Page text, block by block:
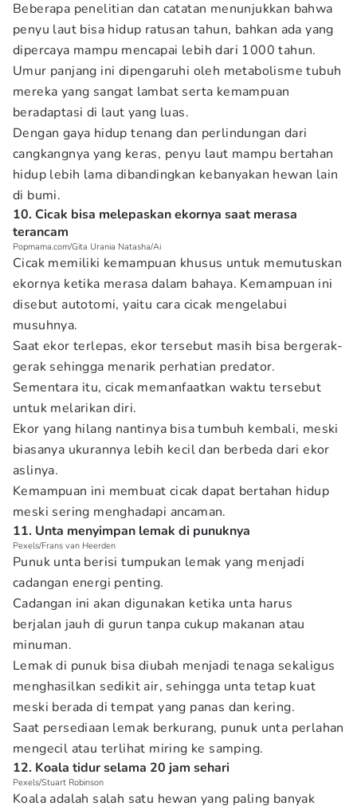
Beberapa penelitian dan catatan menunjukkan bahwa
penyu laut bisa hidup ratusan tahun, bahkan ada yang
dipercaya mampu mencapai lebih dari 1000 tahun.
Umur panjang ini dipengaruhi oleh metabolisme tubuh
mereka yang sangat lambat serta kemampuan
beradaptasi di laut yang luas.
Dengan gaya hidup tenang dan perlindungan dari
cangkangnya yang keras, penyu laut mampu bertahan
hidup lebih lama dibandingkan kebanyakan hewan lain
di bumi.
10. Cicak bisa melepaskan ekornya saat merasa
terancam
Popmama.com/Gita Urania Natasha/Ai
Cicak memiliki kemampuan khusus untuk memutuskan
ekornya ketika merasa dalam bahaya. Kemampuan ini
disebut autotomi, yaitu cara cicak mengelabui
musuhnya.
Saat ekor terlepas, ekor tersebut masih bisa bergerak-
gerak sehingga menarik perhatian predator.
Sementara itu, cicak memanfaatkan waktu tersebut
untuk melarikan diri.
Ekor yang hilang nantinya bisa tumbuh kembali, meski
biasanya ukurannya lebih kecil dan berbeda dari ekor
aslinya.
Kemampuan ini membuat cicak dapat bertahan hidup
meski sering menghadapi ancaman.
11. Unta menyimpan lemak di punuknya
Pexels/Frans van Heerden
Punuk unta berisi tumpukan lemak yang menjadi
cadangan energi penting.
Cadangan ini akan digunakan ketika unta harus
berjalan jauh di gurun tanpa cukup makanan atau
minuman.
Lemak di punuk bisa diubah menjadi tenaga sekaligus
menghasilkan sedikit air, sehingga unta tetap kuat
meski berada di tempat yang panas dan kering.
Saat persediaan lemak berkurang, punuk unta perlahan
mengecil atau terlihat miring ke samping.
12. Koala tidur selama 20 jam sehari
Pexels/Stuart Robinson
Koala adalah salah satu hewan yang paling banyak